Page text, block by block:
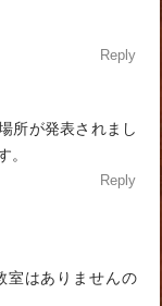
Reply
所が発表されまし
。
Reply
室はありませんの